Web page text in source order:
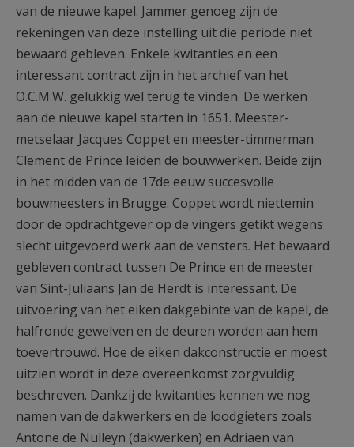
van de nieuwe kapel. Jammer genoeg zijn de
rekeningen van deze instelling uit die periode niet
bewaard gebleven. Enkele kwitanties en een
interessant contract zijn in het archief van het
O.C.M.W. gelukkig wel terug te vinden. De werken
aan de nieuwe kapel starten in 1651. Meester-
metselaar Jacques Coppet en meester-timmerman
Clement de Prince leiden de bouwwerken. Beide zijn
in het midden van de 17de eeuw succesvolle
bouwmeesters in Brugge. Coppet wordt niettemin
door de opdrachtgever op de vingers getikt wegens
slecht uitgevoerd werk aan de vensters. Het bewaard
gebleven contract tussen De Prince en de meester
van Sint-Juliaans Jan de Herdt is interessant. De
uitvoering van het eiken dakgebinte van de kapel, de
halfronde gewelven en de deuren worden aan hem
toevertrouwd. Hoe de eiken dakconstructie er moest
uitzien wordt in deze overeenkomst zorgvuldig
beschreven. Dankzij de kwitanties kennen we nog
namen van de dakwerkers en de loodgieters zoals
Antone de Nulleyn (dakwerken) en Adriaen van